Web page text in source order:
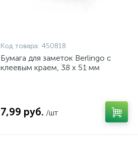
Код товара: 450818
Бумага для заметок Berlingo с
клеевым краем, 38 x 51 мм
7,99 руб. /шт